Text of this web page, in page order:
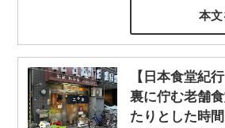
本文
【日本食堂紀
裏に佇む老舗
たりとした時